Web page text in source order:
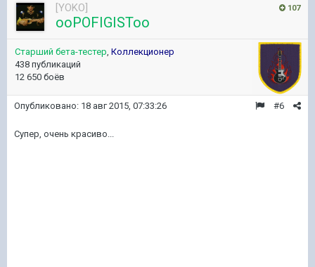
107
[YOKO]
ooPOFIGISToo
Старший бета-тестер Коллекционер
438 публикаций
12 650 боёв
#6
Опубликовано: 18 авг 2015, 07:33:26
Супер, очень красиво...